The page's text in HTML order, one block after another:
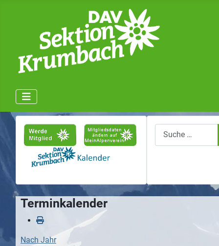
Terminkalender
Nach Jahr